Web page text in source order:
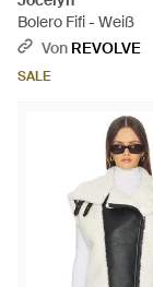
Bolero Fifi - Weiß
Von REVOLVE
SALE